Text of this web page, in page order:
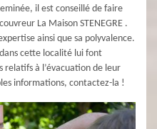
il est conseillé de faire
La Maison STENEGRE .
ainsi que sa polyvalence.
cette localité lui font
relatifs à l’évacuation de leur
informations, contactez-la !